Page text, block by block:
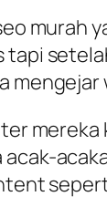
murah
tapi